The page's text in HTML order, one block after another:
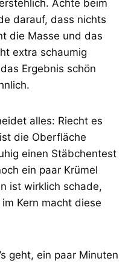
Achte beim
darauf, dass nichts
die Masse und das
extra schaumig
Ergebnis schön
alles: Riecht es
die Oberfläche
einen Stäbchentest
ein paar Krümel
ist wirklich schade,
Kern macht diese
geht, ein paar Minuten